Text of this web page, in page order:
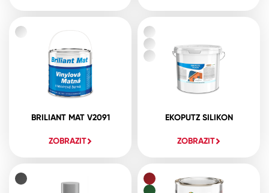
BRILIANT MAT V2091
ZOBRAZIT
EKOPUTZ SILIKON
ZOBRAZIT